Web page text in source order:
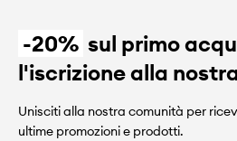
-20% sul primo
l'iscrizione alla
Unisciti alla nostra comunità per
ultime promozioni e prodotti.